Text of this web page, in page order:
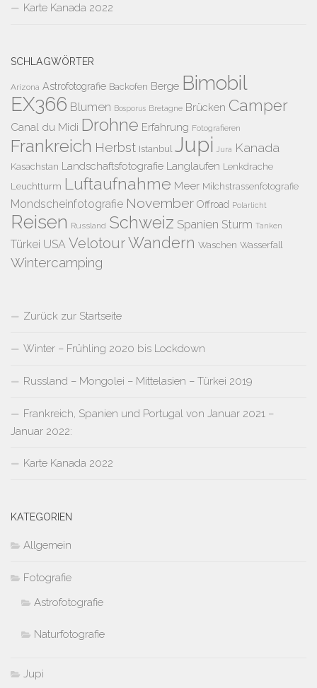
Karte Kanada 2022
SCHLAGWÖRTER
Arizona Astrofotografie Backofen Berge Bimobil
EX366 Blumen Bosporus Bretagne Brücken Camper
Canal du Midi Drohne Erfahrung Fotografieren
Frankreich Herbst Istanbul Jupi Jura Kanada
Kasachstan Landschaftsfotografie Langlaufen Lenkdrache
Leuchtturm Luftaufnahme Meer Milchstrassenfotografie
Mondscheinfotografie November Offroad Polarlicht
Reisen Russland Schweiz Spanien Sturm Tanken
Türkei USA VelotourWandern Waschen Wasserfall
Wintercamping
Zurück zur Startseite
Winter – Frühling 2020 bis Lockdown
Russland – Mongolei – Mittelasien – Türkei 2019
Frankreich, Spanien und Portugal von Januar 2021 –
Januar 2022:
Karte Kanada 2022
KATEGORIEN
Allgemein
Fotografie
Astrofotografie
Naturfotografie
Jupi